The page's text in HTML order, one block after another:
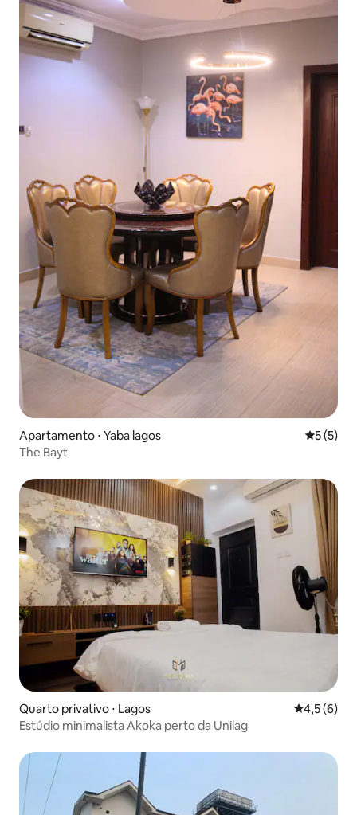
Apartamento ⋅ Yaba lagos 5 de
5 (5)
The Bayt
Quarto privativo ⋅ Lagos 4,5 de
4,5 (6)
Estúdio minimalista Akoka perto da Unilag